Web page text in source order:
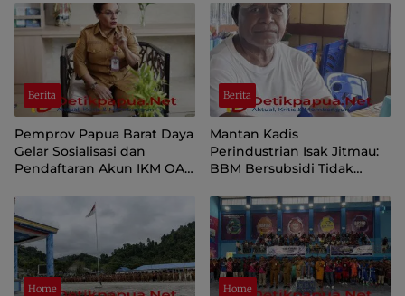
Nasionalisme
Berita
Pemprov Papua Barat Daya
Gelar Sosialisasi dan
Pendaftaran Akun IKM OAP
Berita
Mantan Kadis
Perindustrian Isak Jitmau:
BBM Bersubsidi Tidak
Distribusi Perlu Diperkuat
Home Home